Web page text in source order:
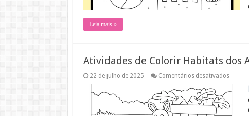
Leia mais »
Atividades de Colorir Habitats dos
22 de julho de 2025 Comentários desativadosem
dos